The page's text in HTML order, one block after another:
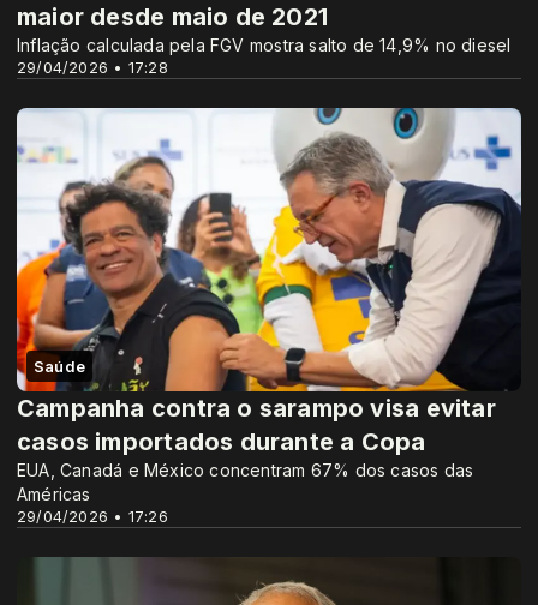
29/04/2026 • 17:28
maior desde maio de 2021
Inflação calculada pela FGV mostra salto de 14,9% no diesel
Saúde
29/04/2026 • 17:26
Campanha contra o sarampo visa evitar
casos importados durante a Copa
EUA, Canadá e México concentram 67% dos casos das
Américas